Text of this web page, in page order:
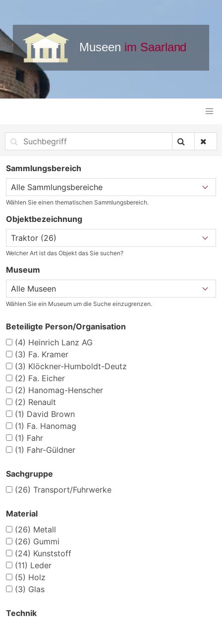
Sammlungsbereich
Wählen Sie einen thematischen Sammlungsbereich.
Objektbezeichnung
Welcher Art ist das Objekt das Sie suchen?
Museum
Wählen Sie ein Museum um die Suche einzugrenzen.
Beteiligte Person/Organisation
(4) Heinrich Lanz AG
(3) Fa. Kramer
(3) Klöckner-Humboldt-Deutz
(2) Fa. Eicher
(2) Hanomag-Henscher
(2) Renault
(1) David Brown
(1) Fa. Hanomag
(1) Fahr
(1) Fahr-Güldner
Sachgruppe
(26) Transport/Fuhrwerke
Material
(26) Metall
(26) Gummi
(24) Kunststoff
(11) Leder
(5) Holz
(3) Glas
Technik